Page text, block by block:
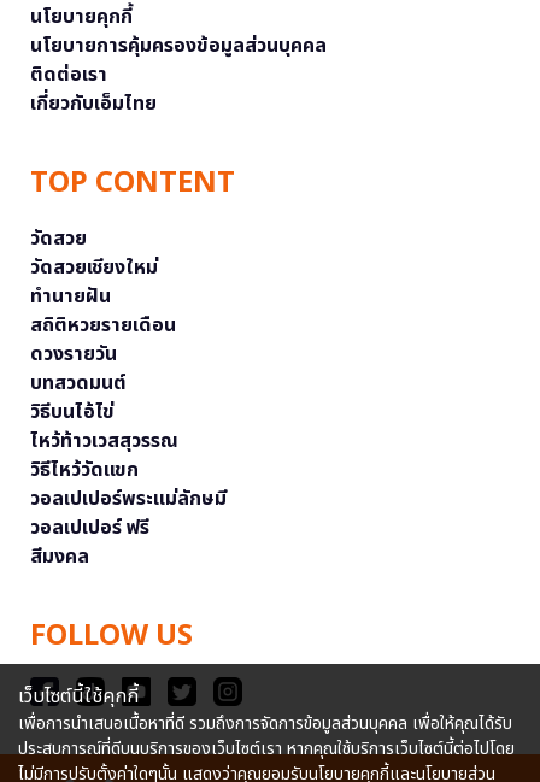
นโยบายคุกกี้
นโยบายการคุ้มครองข้อมูลส่วนบุคคล
ติดต่อเรา
เกี่ยวกับเอ็มไทย
TOP CONTENT
วัดสวย
วัดสวยเชียงใหม่
ทำนายฝัน
สถิติหวยรายเดือน
ดวงรายวัน
บทสวดมนต์
วิธีบนไอ้ไข่
ไหว้ท้าวเวสสุวรรณ
วิธีไหว้วัดแขก
วอลเปเปอร์พระแม่ลักษมี
วอลเปเปอร์ ฟรี
สีมงคล
FOLLOW US
เว็บไซต์นี้ใช้คุกกี้
เพื่อการนำเสนอเนื้อหาที่ดี รวมถึงการจัดการข้อมูลส่วนบุคคล เพื่อให้คุณได้รับ
ประสบการณ์ที่ดีบนบริการของเว็บไซต์เรา หากคุณใช้บริการเว็บไซต์นี้ต่อไปโดย
ไม่มีการปรับตั้งค่าใดๆนั้น แสดงว่าคุณยอมรับนโยบายคุกกี้และนโยบายส่วน